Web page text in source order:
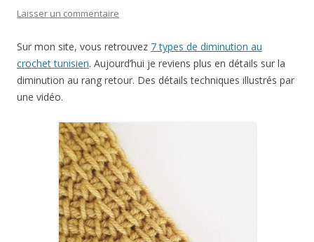
Laisser un commentaire
Sur mon site, vous retrouvez 7 types de diminution au
crochet tunisien. Aujourd’hui je reviens plus en détails sur la
diminution au rang retour. Des détails techniques illustrés par
une vidéo.